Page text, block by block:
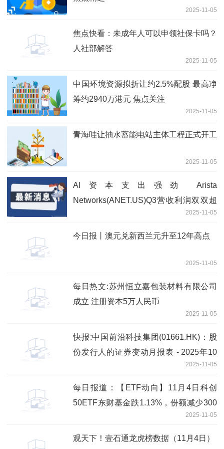
2025-11-05
焦点快看：未成年人可以申领社保卡吗？
人社部解答
2025-11-05
中国环境资源拟折让约2.5%配股 最高净
筹约2940万港元 焦点关注
2025-11-05
青海哇让抽水蓄能电站主体工程正式开工
2025-11-05
AI资本支出强劲 Arista
Networks(ANET.US)Q3营收利润双双超
2025-11-05
今日报丨澳元兑新西兰元升至12年高点
2025-11-05
每日热文:苏州恒立嘉包装材料有限公司
成立 注册资本5万人民币
2025-11-05
快报:中国前沿科技集团(01661.HK)：股
份发行人的证券变动月报表 - 2025年10
2025-11-05
每日报道：【ETF动向】11月4日科创
50ETF东财基金跌1.13%，份额减少300
2025-11-05
观天下！壹石通龙虎榜数据（11月4日）